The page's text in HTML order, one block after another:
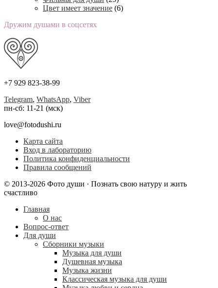
Цвет имеет значение (6)
Дружим душами в соцсетях
+7 929 823-38-99
Telegram, WhatsApp, Viber
пн-сб: 11-21 (мск)
love@fotodushi.ru
Карта сайта
Вход в лабораторию
Политика конфиденциальности
Правила сообщений
© 2013-2026 Фото души · Познать свою натуру и жить
счастливо
Главная
О нас
Вопрос-ответ
Для души
Сборники музыки
Музыка для души
Душевная музыка
Музыка жизни
Классическая музыка для души